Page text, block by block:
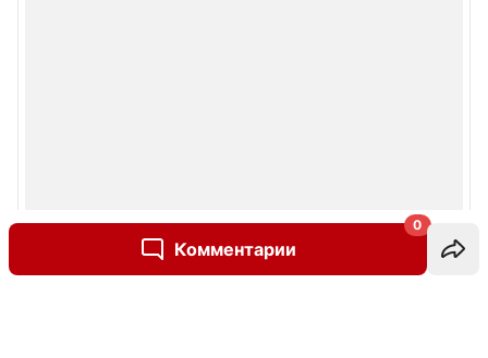
Комментарии
0